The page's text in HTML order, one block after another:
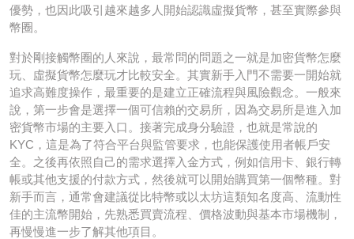
優勢，也因此吸引越來越多人開始認識虛擬貨幣，甚至實際參與
幣圈。
對於剛接觸幣圈的人來說，最常問的問題之一就是加密貨幣怎麼
玩、虛擬貨幣怎麼玩才比較安全。其實新手入門不需要一開始就
追求高難度操作，最重要的是建立正確流程與風險觀念。一般來
說，第一步會是選擇一個可信賴的交易所，因為交易所是進入加
密貨幣市場的主要入口。接著完成身分驗證，也就是常說的
KYC，這是為了符合平台與監管要求，也能保護使用者帳戶安
全。之後再依照自己的需求選擇入金方式，例如信用卡、銀行轉
帳或其他支援的付款方式，然後就可以開始購買第一個幣種。對
新手而言，通常會建議從比特幣或以太坊這類知名度高、流動性
佳的主流幣開始，先熟悉買賣流程、價格波動與基本市場機制，
再慢慢進一步了解其他項目。